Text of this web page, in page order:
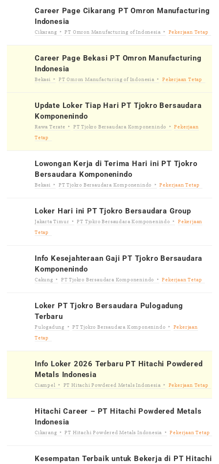
Career Page Cikarang PT Omron Manufacturing
Indonesia
Cikarang PT Omron Manufacturing of Indonesia Pekerjaan Tetap
Career Page Bekasi PT Omron Manufacturing
Indonesia
Bekasi PT Omron Manufacturing of Indonesia Pekerjaan Tetap
Update Loker Tiap Hari PT Tjokro Bersaudara
Komponenindo
Rawa Terate PT Tjokro Bersaudara Komponenindo
Pekerjaan
Tetap
Lowongan Kerja di Terima Hari ini PT Tjokro
Bersaudara Komponenindo
Bekasi PT Tjokro Bersaudara Komponenindo Pekerjaan Tetap
Loker Hari ini PT Tjokro Bersaudara Group
Jakarta Timur PT Tjokro Bersaudara Komponenindo
Pekerjaan
Tetap
Info Kesejahteraan Gaji PT Tjokro Bersaudara
Komponenindo
Cakung PT Tjokro Bersaudara Komponenindo Pekerjaan Tetap
Loker PT Tjokro Bersaudara Pulogadung
Terbaru
Pulogadung PT Tjokro Bersaudara Komponenindo
Pekerjaan
Tetap
Info Loker 2026 Terbaru PT Hitachi Powdered
Metals Indonesia
Ciampel PT Hitachi Powdered Metals Indonesia Pekerjaan Tetap
Hitachi Career – PT Hitachi Powdered Metals
Indonesia
Cikarang PT Hitachi Powdered Metals Indonesia Pekerjaan Tetap
Kesempatan Terbaik untuk Bekerja di PT Hitachi